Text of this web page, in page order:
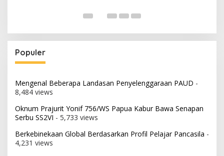
Populer
Mengenal Beberapa Landasan Penyelenggaraan PAUD -
8,484 views
Oknum Prajurit Yonif 756/WS Papua Kabur Bawa Senapan
Serbu SS2VI - 5,733 views
Berkebinekaan Global Berdasarkan Profil Pelajar Pancasila -
4,231 views